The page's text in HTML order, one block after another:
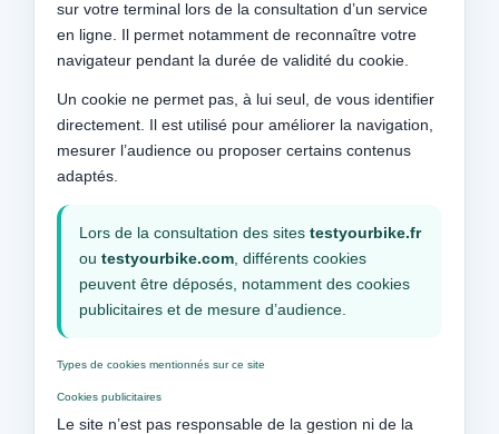
sur votre terminal lors de la consultation d’un service
en ligne. Il permet notamment de reconnaître votre
navigateur pendant la durée de validité du cookie.
Un cookie ne permet pas, à lui seul, de vous identifier
directement. Il est utilisé pour améliorer la navigation,
mesurer l’audience ou proposer certains contenus
adaptés.
Lors de la consultation des sites testyourbike.fr
ou testyourbike.com , différents cookies
peuvent être déposés, notamment des cookies
publicitaires et de mesure d’audience.
Types de cookies mentionnés sur ce site
Cookies publicitaires
Le site n’est pas responsable de la gestion ni de la